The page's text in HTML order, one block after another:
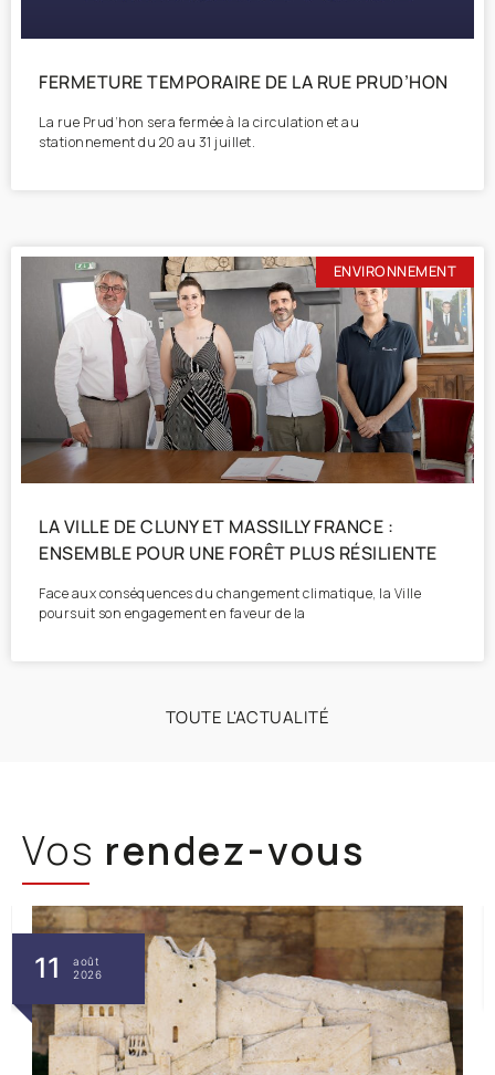
FERMETURE TEMPORAIRE DE LA RUE PRUD’HON
La rue Prud’hon sera fermée à la circulation et au
stationnement du 20 au 31 juillet.
ENVIRONNEMENT
LA VILLE DE CLUNY ET MASSILLY FRANCE :
ENSEMBLE POUR UNE FORÊT PLUS RÉSILIENTE
Face aux conséquences du changement climatique, la Ville
poursuit son engagement en faveur de la
TOUTE L'ACTUALITÉ
Vos rendez-vous